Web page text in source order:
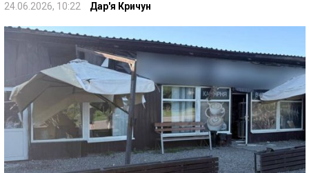
24.06.2026, 10:22 Дар'я Кричун